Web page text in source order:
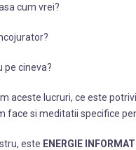
cum vrei?
pe cineva?
aceste lucruri, ce este
face si meditatii specifice
este ENERGIE